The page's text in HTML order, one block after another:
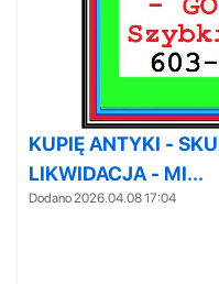
KUPIĘ ANTYKI -
LIKWIDACJA - MI...
Dodano 2026.04.08 17:04